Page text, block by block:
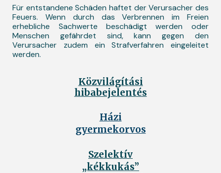
Für entstandene Schäden haftet der Verursacher des
Feuers. Wenn durch das Verbrennen im Freien
erhebliche Sachwerte beschädigt werden oder
Menschen gefährdet sind, kann gegen den
Verursacher zudem ein Strafverfahren eingeleitet
werden.
Közvilágítási
hibabejelentés
Házi
gyermekorvos
Szelektív
„kékkukás”